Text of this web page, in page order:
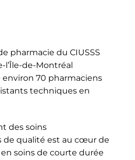
pharmacie du CIUSSS
l’Île-de-Montréal
environ 70 pharmaciens
techniques en
des soins
de qualité est au cœur de
soins de courte durée